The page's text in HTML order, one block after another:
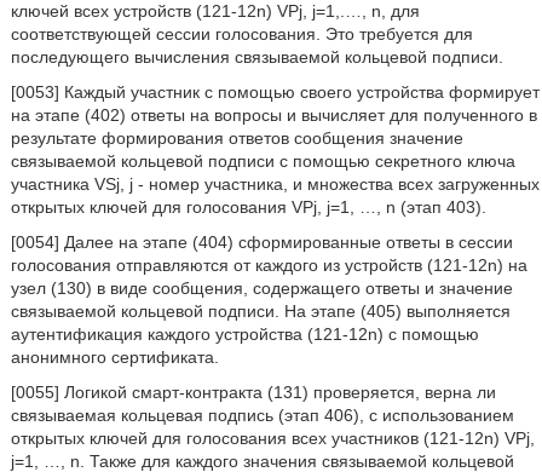
ключей всех устройств (121-12n) VPj, j=1,.…, n, для
соответствующей сессии голосования. Это требуется для
последующего вычисления связываемой кольцевой подписи.
[0053] Каждый участник с помощью своего устройства формирует
на этапе (402) ответы на вопросы и вычисляет для полученного в
результате формирования ответов сообщения значение
связываемой кольцевой подписи с помощью секретного ключа
участника VSj, j - номер участника, и множества всех загруженных
открытых ключей для голосования VPj, j=1, …, n (этап 403).
[0054] Далее на этапе (404) сформированные ответы в сессии
голосования отправляются от каждого из устройств (121-12n) на
узел (130) в виде сообщения, содержащего ответы и значение
связываемой кольцевой подписи. На этапе (405) выполняется
аутентификация каждого устройства (121-12n) с помощью
анонимного сертификата.
[0055] Логикой смарт-контракта (131) проверяется, верна ли
связываемая кольцевая подпись (этап 406), с использованием
открытых ключей для голосования всех участников (121-12n) VPj,
j=1, …, n. Также для каждого значения связываемой кольцевой